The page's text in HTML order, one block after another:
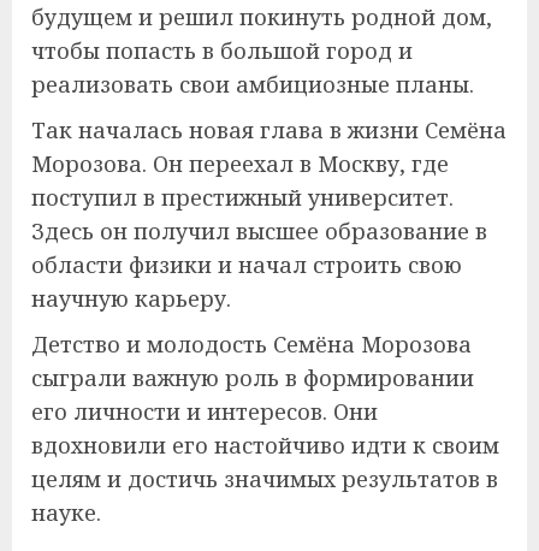
будущем и решил покинуть родной дом,
чтобы попасть в большой город и
реализовать свои амбициозные планы.
Так началась новая глава в жизни Семёна
Морозова. Он переехал в Москву, где
поступил в престижный университет.
Здесь он получил высшее образование в
области физики и начал строить свою
научную карьеру.
Детство и молодость Семёна Морозова
сыграли важную роль в формировании
его личности и интересов. Они
вдохновили его настойчиво идти к своим
целям и достичь значимых результатов в
науке.